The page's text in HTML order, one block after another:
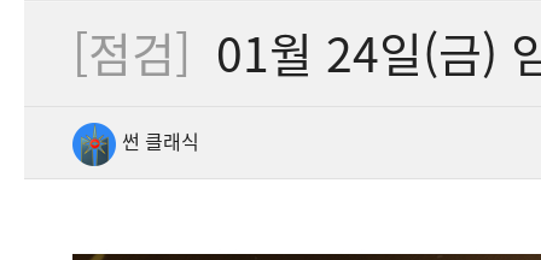
[점검] 01월 24일(금)
썬 클래식